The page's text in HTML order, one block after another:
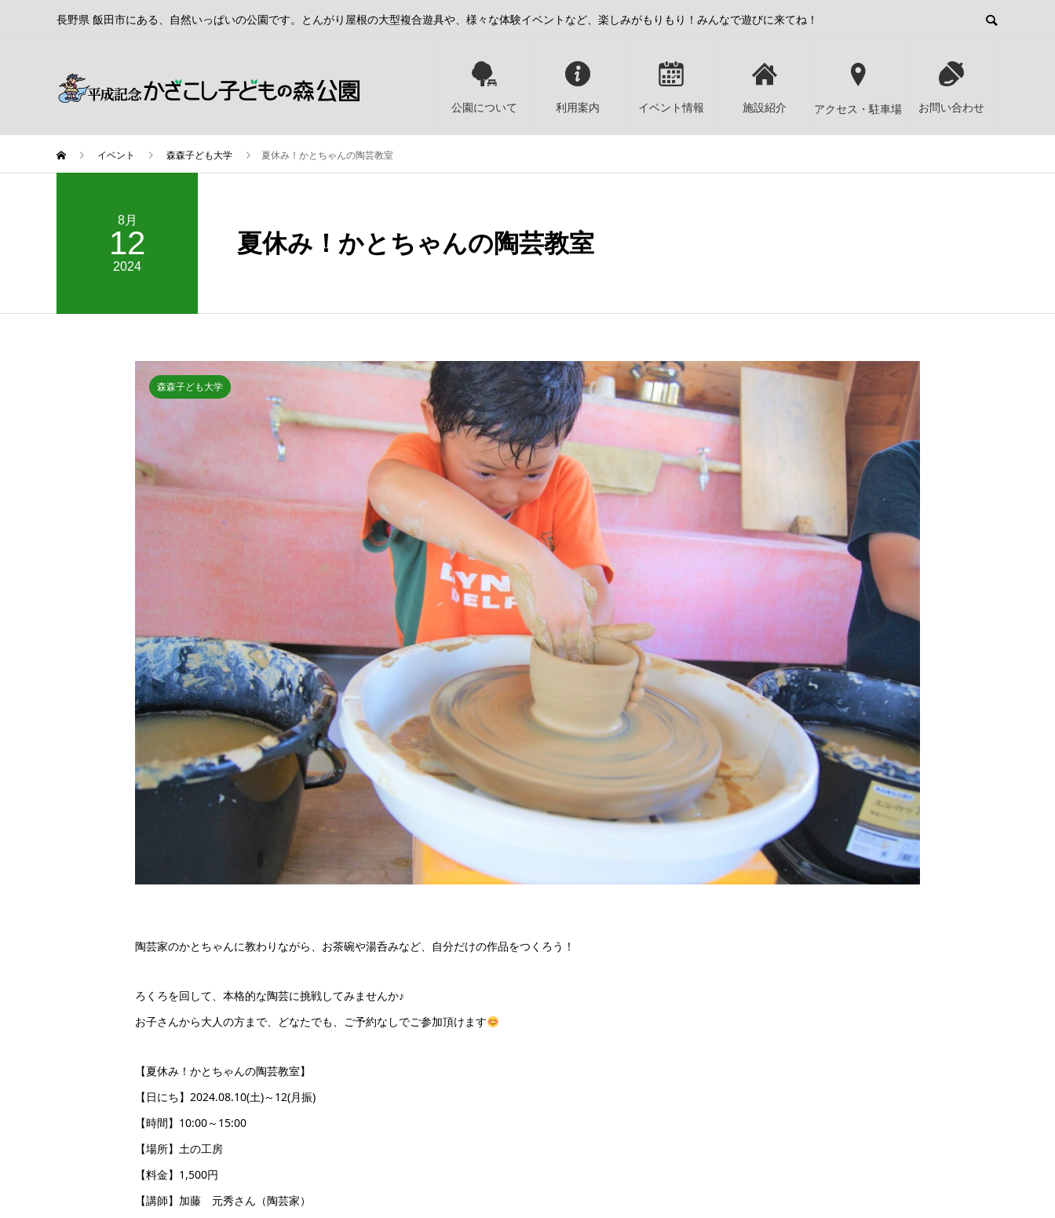
長野県 飯田市にある、自然いっぱいの公園です。とんがり屋根の大型複合遊具や、様々な体験イベントなど、楽しみがもりもり！みんなで遊びに来てね！
公園について 利用案内 イベント情報 施設紹介 アクセス・駐車場 お問い合わせ
イベント 森森子ども大学 夏休み！かとちゃんの陶芸教室
8月
12
2024
夏休み！かとちゃんの陶芸教室
森森子ども大学
陶芸家のかとちゃんに教わりながら、お茶碗や湯呑みなど、自分だけの作品をつくろう！
ろくろを回して、本格的な陶芸に挑戦してみませんか♪
お子さんから大人の方まで、どなたでも、ご予約なしでご参加頂けます
【夏休み！かとちゃんの陶芸教室】
【日にち】2024.08.10(土)～12(月振)
【時間】10:00～15:00
【場所】土の工房
【料金】1,500円
【講師】加藤 元秀さん（陶芸家）